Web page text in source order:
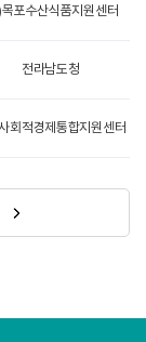
목포수산식품지원센터
전라남도청
회적경제통합지원센터